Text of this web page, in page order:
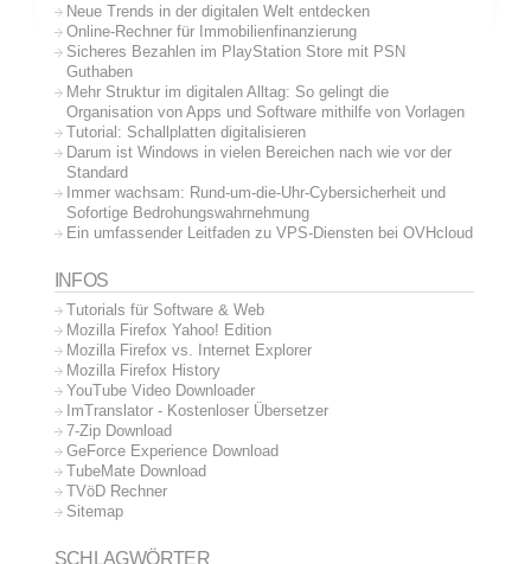
Neue Trends in der digitalen Welt entdecken
Online-Rechner für Immobilienfinanzierung
Sicheres Bezahlen im PlayStation Store mit PSN
Guthaben
Mehr Struktur im digitalen Alltag: So gelingt die
Organisation von Apps und Software mithilfe von Vorlagen
Tutorial: Schallplatten digitalisieren
Darum ist Windows in vielen Bereichen nach wie vor der
Standard
Immer wachsam: Rund-um-die-Uhr-Cybersicherheit und
Sofortige Bedrohungswahrnehmung
Ein umfassender Leitfaden zu VPS-Diensten bei OVHcloud
INFOS
Tutorials für Software & Web
Mozilla Firefox Yahoo! Edition
Mozilla Firefox vs. Internet Explorer
Mozilla Firefox History
YouTube Video Downloader
ImTranslator - Kostenloser Übersetzer
7-Zip Download
GeForce Experience Download
TubeMate Download
TVöD Rechner
Sitemap
SCHLAGWÖRTER